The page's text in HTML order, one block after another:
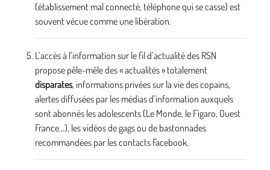
(établissement mal connecté, téléphone qui se casse) est
souvent vécue comme une libération.
L’accès à l’information sur le fil d’actualité des RSN
propose pêle-mêle des « actualités » totalement
disparates, informations privées sur la vie des copains,
alertes diffusées par les médias d’information auxquels
sont abonnés les adolescents (Le Monde, le Figaro, Ouest
France…), les vidéos de gags ou de bastonnades
recommandées par les contacts Facebook.